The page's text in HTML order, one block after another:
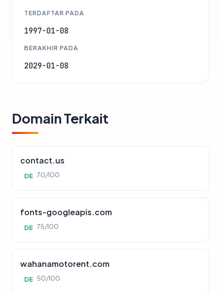
TERDAFTAR PADA
1997-01-08
BERAKHIR PADA
2029-01-08
Domain Terkait
contact.us
DE 70/100
fonts-googleapis.com
DE 75/100
wahanamotorent.com
DE 50/100